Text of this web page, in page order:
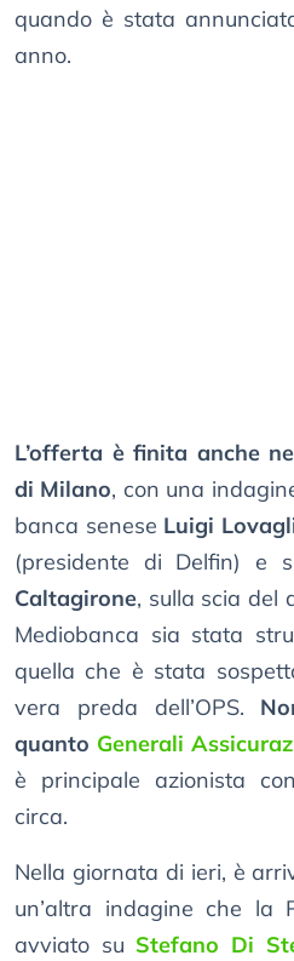
quando è stata
anno.
L’offerta è finita anche
di Milano, con una
banca senese Luigi
(presidente di Delfin) e
Caltagirone, sulla scia del
Mediobanca sia stata
quella che è stata
vera preda dell’OPS.
quanto Generali
è principale azionista
circa.
Nella giornata di ieri, è
un’altra indagine che la
avviato su Stefano Di